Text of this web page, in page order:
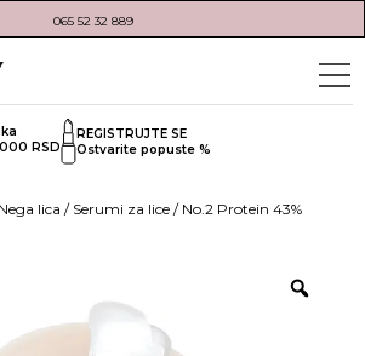
065 52 32 889
RSD
REGISTRUJTE SE
Ostvarite popuste %
Nega lica / Serumi za lice / No.2 Protein 43%